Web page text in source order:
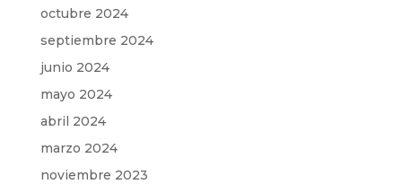
octubre 2024
septiembre 2024
junio 2024
mayo 2024
abril 2024
marzo 2024
noviembre 2023